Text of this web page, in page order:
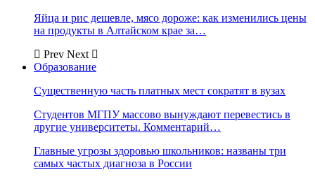
Яйца и рис дешевле, мясо дороже: как изменились цены
на продукты в Алтайском крае за…
Prev Next
Образование
Существенную часть платных мест сократят в вузах
Студентов МГПУ массово вынуждают перевестись в
другие университеты. Комментарий…
Главные угрозы здоровью школьников: названы три
самых частых диагноза в России